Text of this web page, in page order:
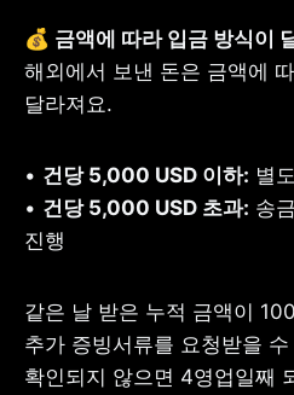
해외에서 보낸 돈은 금액에
달라져요.
• 건당 5,000 USD 이하:
• 건당 5,000 USD 초과: 송
진행
같은 날 받은 누적 금액이
추가 증빙서류를 요청받을
확인되지 않으면 4영업일째